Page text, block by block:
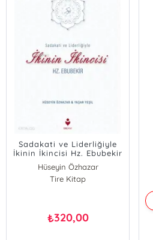
Sadakati ve Liderliğiyle
İkinin İkincisi Hz. Ebubekir
Hüseyin Özhazar
Yaşar Yeşil
Tire Kitap
₺320,00